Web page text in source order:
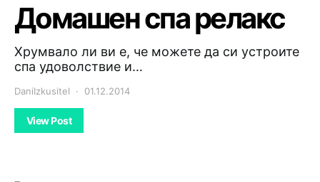
Домашен спа релакс
Хрумвало ли ви е, че можете да си устроите
спа удоволствие и…
DaniIzkusitel 01.12.2014
View Post